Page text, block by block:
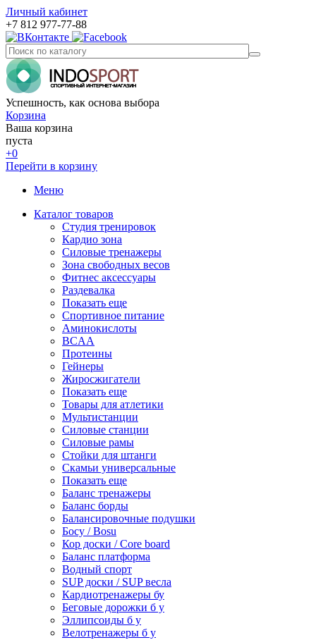
Личный кабинет
+7 812 977-77-88
Успешность, как основа выбора
Корзина
Ваша корзина
пуста
+0
Перейти в корзину
Меню
Каталог товаров
Студия тренировок
Кардио зона
Силовые тренажеры
Зона свободных весов
Фитнес аксессуары
Раздевалка
Показать еще
Спортивное питание
Аминокислоты
BCAA
Протеины
Гейнеры
Жиросжигатели
Показать еще
Товары для атлетики
Мультистанции
Силовые станции
Силовые рамы
Стойки для штанги
Скамьи универсальные
Показать еще
Баланс тренажеры
Баланс борды
Балансировочные подушки
Босу / Bosu
Кор доски / Core board
Баланс платформа
Водный спорт
SUP доски / SUP весла
Кардиотренажеры бу
Беговые дорожки б у
Эллипсоиды б у
Велотренажеры б у